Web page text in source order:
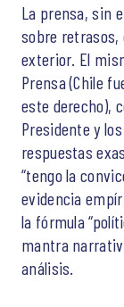
La prensa, sin
sobre
exterior. El
Prensa (Chile
este derecho),
Presidente y
respuestas
“tengo la
evidencia
la fórmula
mantra
análisis.